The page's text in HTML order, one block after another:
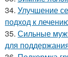
34. Улучшение
подход к
35. Сильные
для